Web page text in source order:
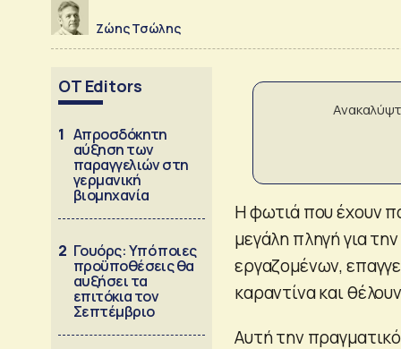
Ζώης Τσώλης
OT Editors
1 Απροσδόκητη
αύξηση των
παραγγελιών στη
γερμανική
βιομηχανία
2 Γουόρς: Υπό ποιες
προϋποθέσεις θα
αυξήσει τα
επιτόκια τον
Σεπτέμβριο
Η φωτιά που έχουν
μεγάλη πληγή για
εργαζομένων,
καραντίνα και
Αυτή την